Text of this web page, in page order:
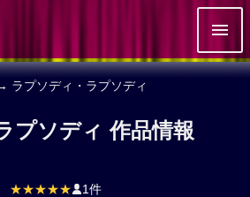
ラプソディ・ラプソディ
プソディ 作品情報
★★★★★ 1件